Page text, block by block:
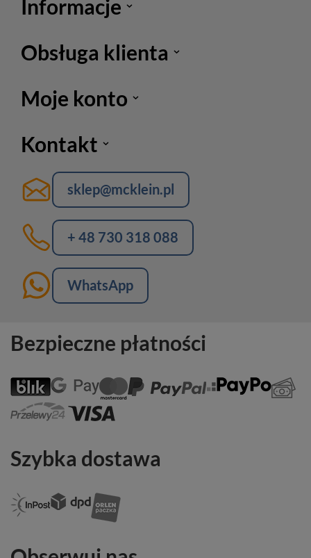
Informacje
Obsługa klienta
Moje konto
Kontakt
sklep@mcklein.pl
+ 48 730 318 088
WhatsApp
Bezpieczne płatności
Szybka dostawa